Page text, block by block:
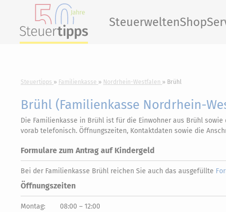
SteuerweltenShop
Steuertipps Familienkasse Nordrhein-Westfalen Brühl
Brühl (Familienkasse Nordrhein-
Die Familienkasse in Brühl ist für die Einwohner aus Brühl
vorab telefonisch. Öffnungszeiten, Kontaktdaten sowie die
Formulare zum Antrag auf Kindergeld
Bei der Familienkasse Brühl reichen Sie auch das ausgefüllte
Öffnungszeiten
Montag:
08:00 – 12:00